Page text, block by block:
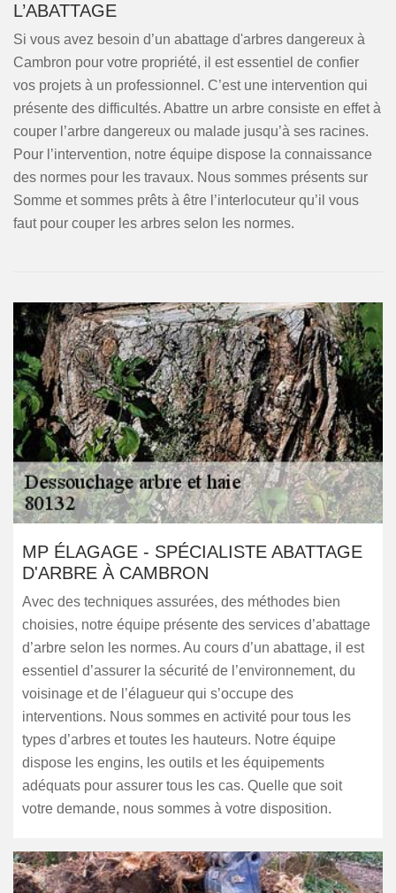
L’ABATTAGE
Si vous avez besoin d’un abattage d'arbres dangereux à
Cambron pour votre propriété, il est essentiel de confier
vos projets à un professionnel. C’est une intervention qui
présente des difficultés. Abattre un arbre consiste en effet à
couper l’arbre dangereux ou malade jusqu’à ses racines.
Pour l’intervention, notre équipe dispose la connaissance
des normes pour les travaux. Nous sommes présents sur
Somme et sommes prêts à être l’interlocuteur qu’il vous
faut pour couper les arbres selon les normes.
MP ÉLAGAGE - SPÉCIALISTE ABATTAGE
D'ARBRE À CAMBRON
Avec des techniques assurées, des méthodes bien
choisies, notre équipe présente des services d’abattage
d’arbre selon les normes. Au cours d’un abattage, il est
essentiel d’assurer la sécurité de l’environnement, du
voisinage et de l’élagueur qui s’occupe des
interventions. Nous sommes en activité pour tous les
types d’arbres et toutes les hauteurs. Notre équipe
dispose les engins, les outils et les équipements
adéquats pour assurer tous les cas. Quelle que soit
votre demande, nous sommes à votre disposition.